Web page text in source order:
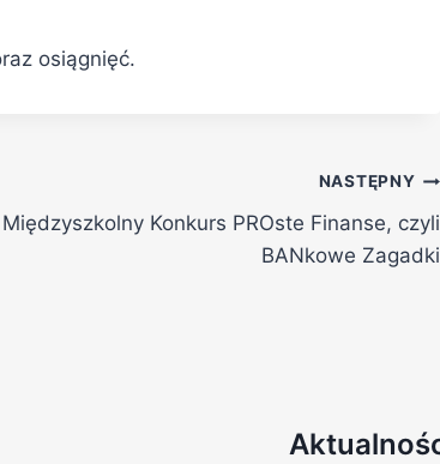
osiągnięć.
NASTĘPNY
Międzyszkolny Konkurs PROste Finanse, czyli
BANkowe Zagadki